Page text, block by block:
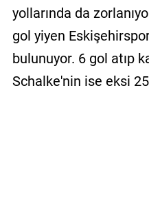
yollarında da
gol yiyen
bulunuyor. 6 gol atıp
Schalke'nin ise eksi